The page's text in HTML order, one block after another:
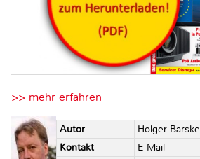
>> mehr erfahren
Autor
Holger Barske
Kontakt
E-Mail